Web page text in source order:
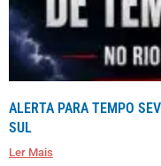
ALERTA PARA TEMPO
SUL
Ler Mais